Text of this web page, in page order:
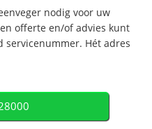
nodig voor uw
offerte en/of advies kunt
servicenummer. Hét adres